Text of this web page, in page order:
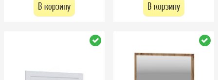
В корзину В корзину